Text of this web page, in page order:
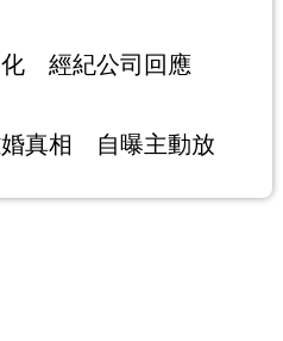
化 經紀公司回應
婚真相 自曝主動放